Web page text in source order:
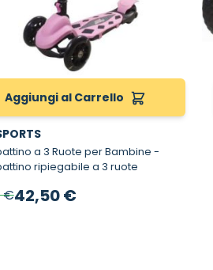
Aggiungi al Carrello
a 3 Ruote per Bambine -
ripiegabile a 3 ruote
€Prezzo speciale
42,50 €